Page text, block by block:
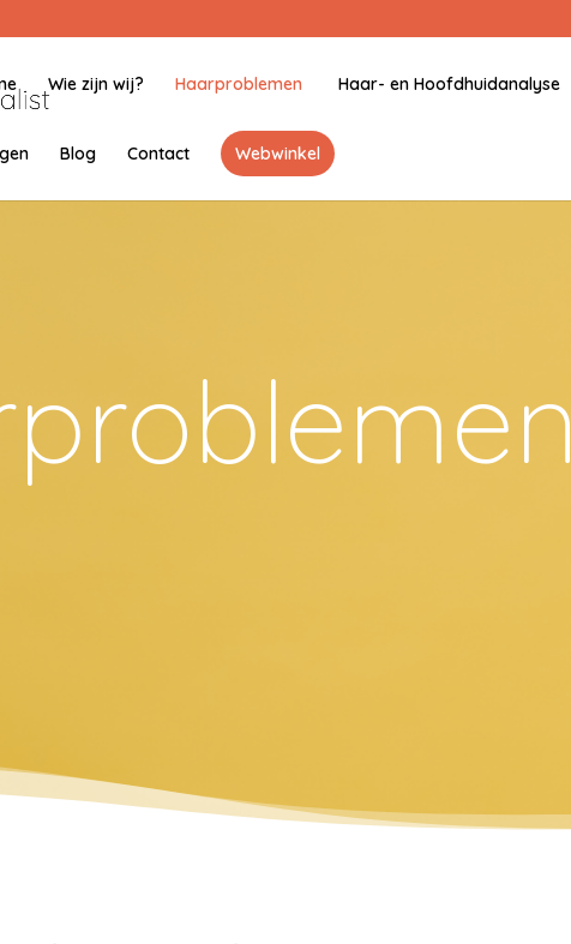
Wie zijn wij? Haarproblemen Haar- en Hoofdhuidanalyse
Blog Contact Webwinkel